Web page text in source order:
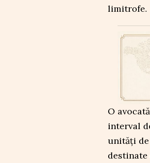
limitrofe.
O
interval
unități